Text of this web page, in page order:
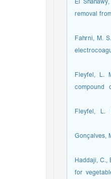
removal
Fahrni, M.
Fleyfel, L.
compound
Fleyfel, L.
Gonçalves,
Haddaji,
for